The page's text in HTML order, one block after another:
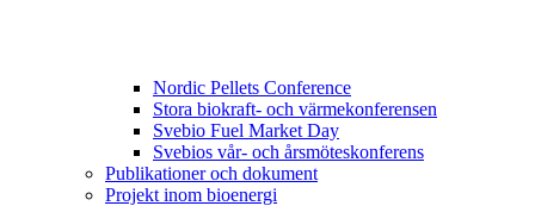
Nordic Pellets Conference
Stora biokraft- och värmekonferensen
Svebio Fuel Market Day
Svebios vår- och årsmöteskonferens
Publikationer och dokument
Projekt inom bioenergi